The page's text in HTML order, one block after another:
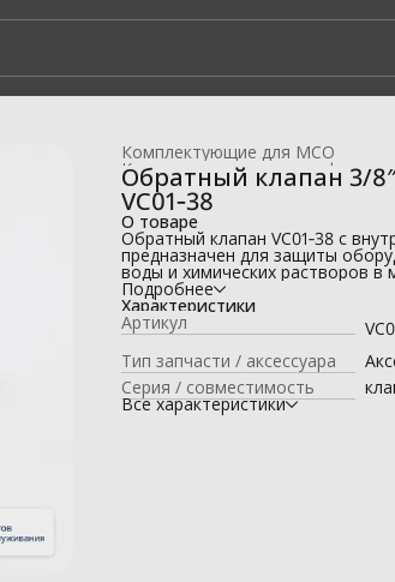
Комплектующие для МСО
Комплектующие для
Главная ›
Обратный клапан 3/
VC01‑38
О товаре
Обратный клапан VC01‑38 с
предназначен для защиты
воды и химических растворов
системах.
Обратный клапан VC01‑38
системах мойки, клининга и
Предотвращает обратное
повышая надёжность и срок
Преимущества:
🔁 защита от обратного потока;
📐 подключение 3/8″ (внутренняя
🧩 совместим с моечными и
Подробнее
Характеристики
Артикул
Тип запчасти / аксессуара
Серия / совместимость
Все характеристики